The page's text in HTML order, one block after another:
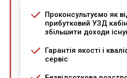
Проконсультуємо як
прибутковий УЗД
збільшити доходи
Гарантія якості і
сервіс